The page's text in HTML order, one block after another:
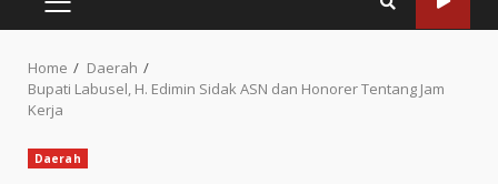
PRIMARY
MENU
Home
Daerah
Bupati Labusel, H. Edimin Sidak ASN dan Honorer Tentang Jam
Kerja
Daerah